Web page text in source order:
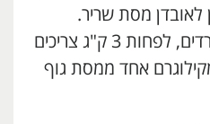
שומן לאובדן מסת שריר.
כלומר, על כל 4 ק"ג שיורדים, לפחות 3 ק"ג צריכים
אחד ממסת גוף